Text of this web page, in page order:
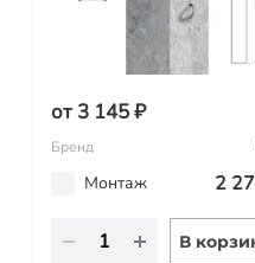
от 3 145 ₽
Бренд
Монтаж 2
В